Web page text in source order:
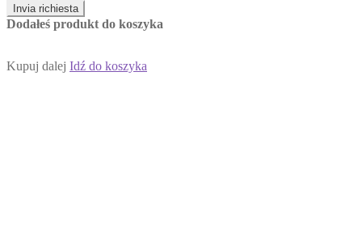
Invia richiesta
Dodałeś produkt do koszyka
Kupuj dalej Idź do koszyka